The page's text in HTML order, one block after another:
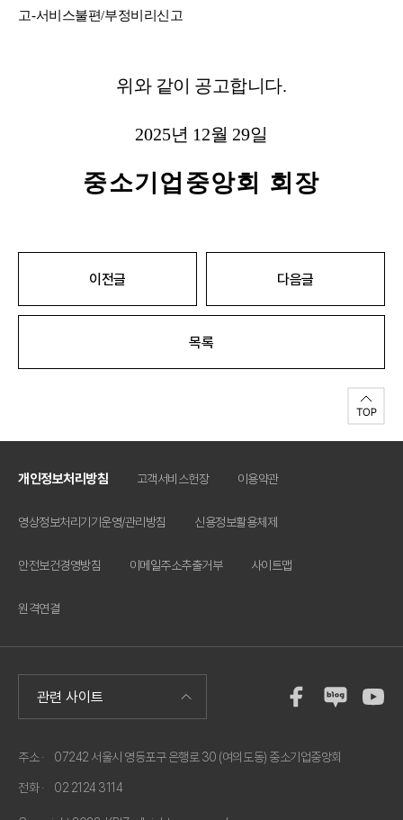
고-서비스불편/부정비리신고
위와 같이 공고합니다.
2025년 12월 29일
중소기업중앙회 회장
이전글 다음글
목록
개인정보처리방침 고객서비스헌장 이용약관
영상정보처리기기운영/관리방침 신용정보활용체제
안전보건경영방침 이메일주소추출거부 사이트맵
원격연결
주소 · 07242 서울시 영등포구 은행로 30 (여의도동) 중소기업중앙회
전화 · 02 2124 3114